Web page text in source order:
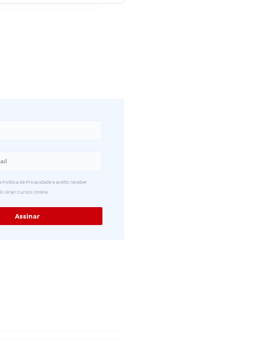
Política de Privacidade e aceito receber
Gran Cursos Online.